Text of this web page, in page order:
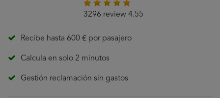
3296 review 4.55
Recibe hasta 600 € por pasajero
Calcula en solo 2 minutos
Gestión reclamación sin gastos